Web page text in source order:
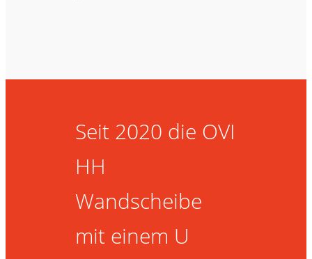
Seit 2020 die OVI
HH
Wandscheibe
mit einem U